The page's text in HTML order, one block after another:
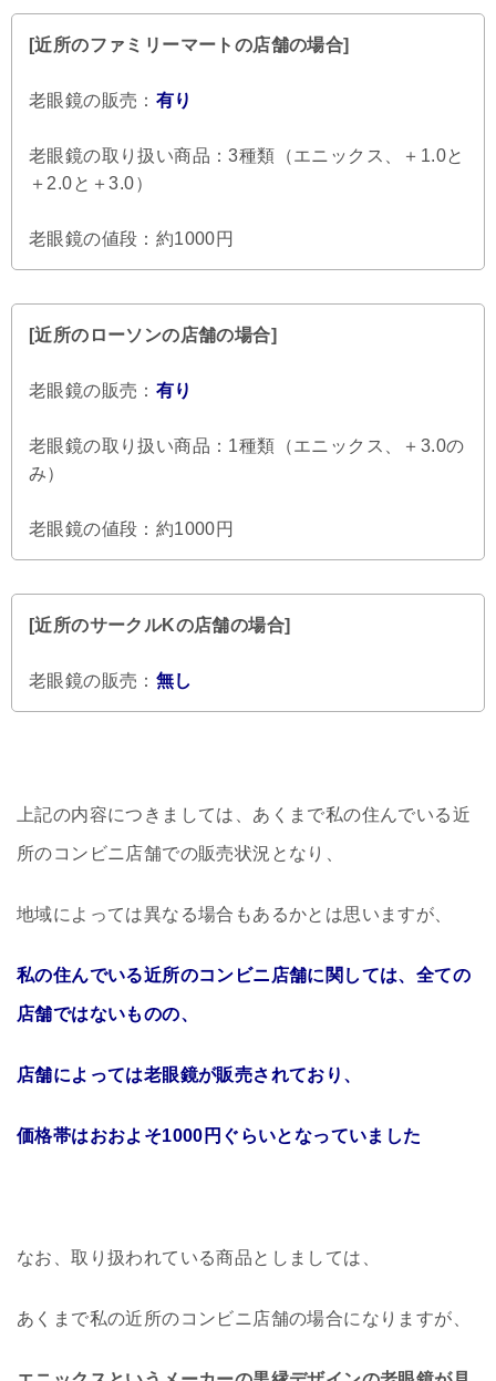
[近所のファミリーマートの店舗の場合]
老眼鏡の販売： 有り
老眼鏡の取り扱い商品：3種類（エニックス、＋1.0と
＋2.0と＋3.0）
老眼鏡の値段：約1000円
[近所のローソンの店舗の場合]
老眼鏡の販売： 有り
老眼鏡の取り扱い商品：1種類（エニックス、＋3.0の
み）
老眼鏡の値段：約1000円
[近所のサークルKの店舗の場合]
老眼鏡の販売： 無し
上記の内容につきましては、あくまで私の住んでいる近
所のコンビニ店舗での販売状況となり、
地域によっては異なる場合もあるかとは思いますが、
私の住んでいる近所のコンビニ店舗に関しては、全ての
店舗ではないものの、
店舗によっては老眼鏡が販売されており、
価格帯はおおよそ1000円ぐらいとなっていました
なお、取り扱われている商品としましては、
あくまで私の近所のコンビニ店舗の場合になりますが、